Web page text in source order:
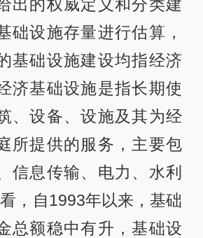
出的权威定义和分类建
础设施存量进行估算，
基础设施建设均指经济
济基础设施是指长期使
、设备、设施及其为经
所提供的服务，主要包
信息传输、电力、水利
，自1993年以来，基础
总额稳中有升，基础设